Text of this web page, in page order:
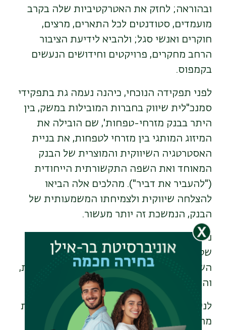
ובהוראה; לחזק את האטרקטיביות שלה בקרב
מועמדים, סטודנטים לכל התארים, מרצים,
חוקרים ואנשי סגל; ולהביא לידיעת הציבור
הרחב מחקרים, פרויקטים וחידושים הנעשים
בקמפוס.
לפני תפקידה הנוכחי, כיהנה נעמה גת בתפקידי
סמנכ"לית שיווק בחברות המובילות במשק, בין
היתר בבנק מזרחי-טפחות', שם הובילה את
המיזוג המותגי בין מזרחי לטפחות, את בניית
האסטרטגיה השיווקית והמוצרית של הבנק
המאוחד ואת השפה התקשורתית הייחודית
("להעביר את דביר"). מהלכים אלה הביאו
להצלחה שיווקית ולצמיחתו המשמעותית של
הבנק, הנמשכת זה יותר מעשור.
נעמה החלה את דרכה המקצועית בחברת
שטראוס, שם מילאה כמה תפקידים בתחום
השיווק - כמנהלת מותג, מנהלת שיווק וכיועצת,
והיא אף הקימה בחברה יחידה עסקית.
לנעמה תואר שני בשיווק ופרסום מאוניברסיטת
מרקט במילווקי ארה"ב, ותואר ראשון